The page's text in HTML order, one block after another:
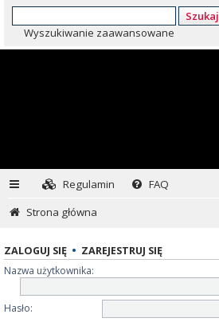
Szukaj
Wyszukiwanie zaawansowane
Regulamin
FAQ
Strona główna
ZALOGUJ SIĘ • ZAREJESTRUJ SIĘ
Nazwa użytkownika:
Hasło: